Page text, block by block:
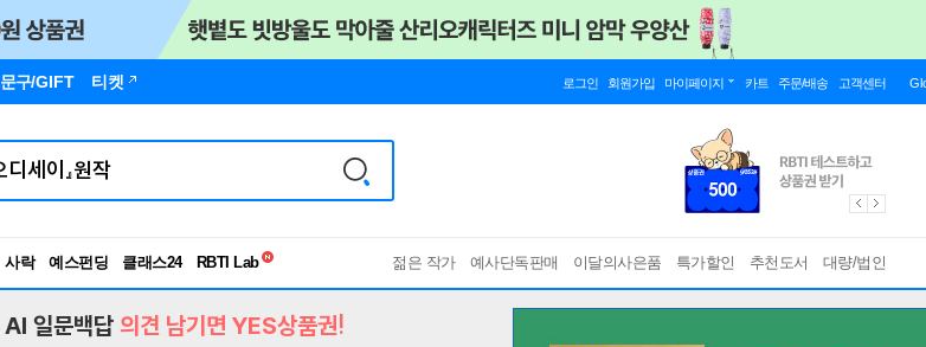
문구/GIFT 티켓 로그인 회원가입 마이페이지 카트 주문/배송 고객센터
사락 예스펀딩 클래스24
독서유형검사
젊은 작가 예사단독판매 이달의사은품 특가할인 추천도서 대량/법인
AI 일문백답 의견 남기면 YES상품권!